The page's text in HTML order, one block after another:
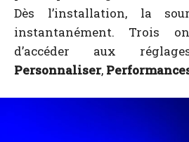
Dès l’installation, la
instantanément. Trois
d’accéder aux
Personnaliser,